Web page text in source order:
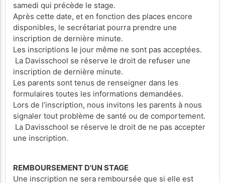
samedi qui précède le stage.
Après cette date, et en fonction des places encore
disponibles, le secrétariat pourra prendre une
inscription de dernière minute.
Les inscriptions le jour même ne sont pas acceptées.
La Davisschool se réserve le droit de refuser une
inscription de dernière minute.
Les parents sont tenus de renseigner dans les
formulaires toutes les informations demandées.
Lors de l’inscription, nous invitons les parents à nous
signaler tout problème de santé ou de comportement.
La Davisschool se réserve le droit de ne pas accepter
une inscription.
REMBOURSEMENT D'UN STAGE
Une inscription ne sera remboursée que si elle est